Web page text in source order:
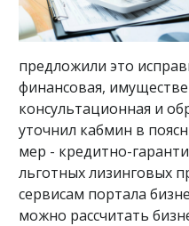
предложили это
финансовая,
консультационная и
уточнил кабмин в
мер - кредитно-
льготных лизинговых
сервисам портала
можно рассчитать